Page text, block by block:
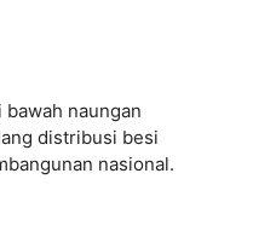
naungan
distribusi besi
nasional.